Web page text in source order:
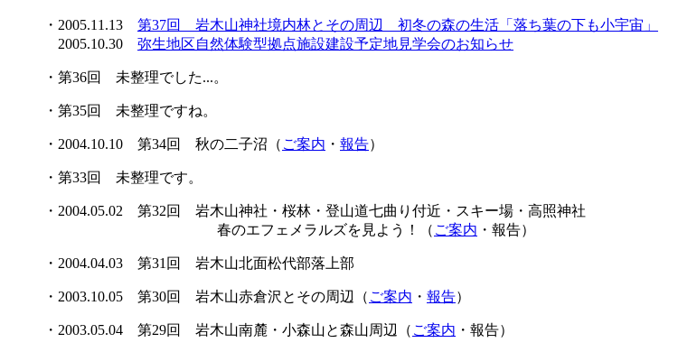
・2005.11.13 第37回 岩木山神社境内林とその周辺 初冬の森の生活「落ち葉の下も小宇宙」
2005.10.30 弥生地区自然体験型拠点施設建設予定地見学会のお知らせ
・第36回 未整理でした...。
・第35回 未整理ですね。
・2004.10.10 第34回 秋の二子沼（ ご案内 ・ 報告）
・第33回 未整理です。
・2004.05.02 第32回 岩木山神社・桜林・登山道七曲り付近・スキー場・高照神社
春のエフェメラルズを見よう！（ ご案内 ・報告）
・2004.04.03 第31回 岩木山北面松代部落上部
・2003.10.05 第30回 岩木山赤倉沢とその周辺（ ご案内 ・ 報告）
・2003.05.04 第29回 岩木山南麓・小森山と森山周辺（ ご案内 ・報告）